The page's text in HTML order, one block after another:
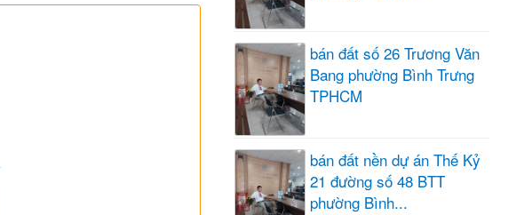
bán đất số 26 Trương Văn
Bang phường Bình Trưng
TPHCM
bán đất nền dự án Thế Kỷ
21 đường số 48 BTT
phường Bình...